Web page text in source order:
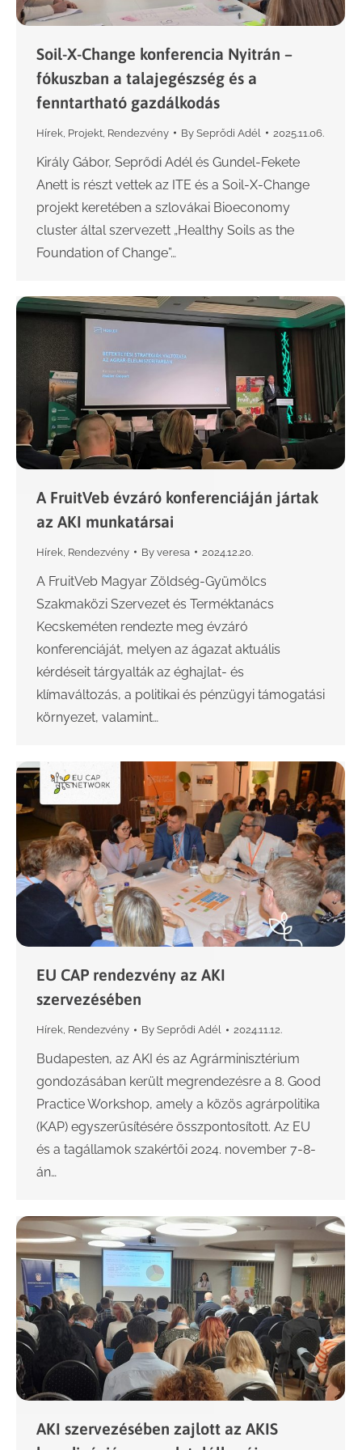
Soil-X-Change konferencia Nyitrán –
fókuszban a talajegészség és a
fenntartható gazdálkodás
Hírek Projekt Rendezvény By Seprődi Adél 2025.11.06.
Király Gábor, Seprődi Adél és Gundel-Fekete
Anett is részt vettek az ITE és a Soil-X-Change
projekt keretében a szlovákai Bioeconomy
cluster által szervezett „Healthy Soils as the
Foundation of Change”…
A FruitVeb évzáró konferenciáján jártak
az AKI munkatársai
Hírek Rendezvény By veresa 2024.12.20.
A FruitVeb Magyar Zöldség-Gyümölcs
Szakmaközi Szervezet és Terméktanács
Kecskeméten rendezte meg évzáró
konferenciáját, melyen az ágazat aktuális
kérdéseit tárgyalták az éghajlat- és
klímaváltozás, a politikai és pénzügyi támogatási
környezet, valamint…
EU CAP rendezvény az AKI
szervezésében
Hírek, Rendezvény By Seprődi Adél 2024.11.12.
Budapesten, az AKI és az Agrárminisztérium
gondozásában került megrendezésre a 8. Good
Practice Workshop, amely a közös agrárpolitika
(KAP) egyszerűsítésére összpontosított. Az EU
és a tagállamok szakértői 2024. november 7-8-
án…
AKI szervezésében zajlott az AKIS